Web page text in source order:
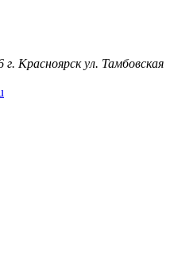
ул. Тамбовская